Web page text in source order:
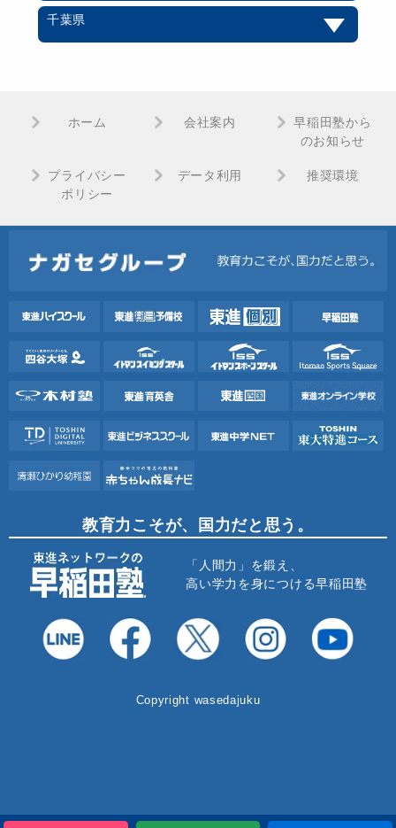
千葉県
ホーム 会社案内
早稲田塾から
のお知らせ
プライバシー
ポリシー
データ利用 推奨環境
教育力こそが、国力だと思う。
「人間力」を鍛え、
高い学力を身につける早稲田塾
Copyright wasedajuku